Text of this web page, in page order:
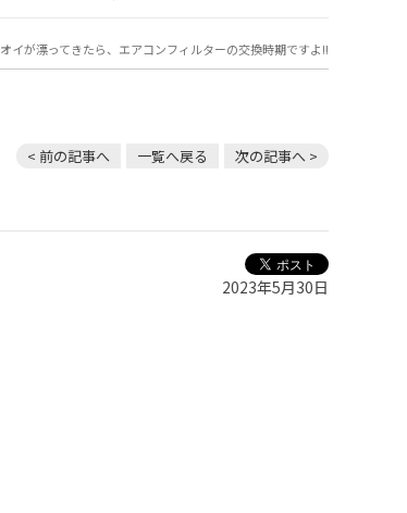
イが漂ってきたら、エアコンフィルターの交換時期ですよ!!
< 前の記事へ 一覧へ戻る 次の記事へ >
2023年5月30日